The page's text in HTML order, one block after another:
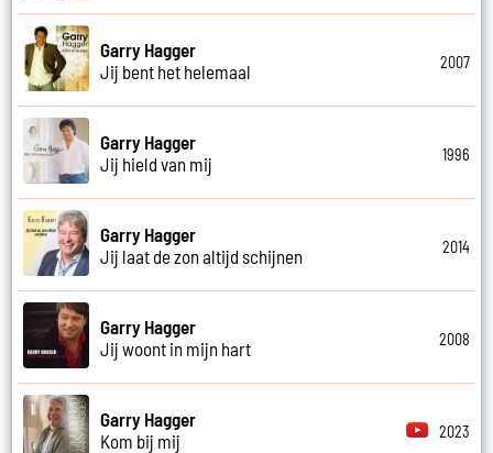
Garry Hagger
Jij bent het helemaal
2007
Garry Hagger
Jij hield van mij
1996
Garry Hagger
Jij laat de zon altijd schijnen
2014
Garry Hagger
Jij woont in mijn hart
2008
Garry Hagger
Kom bij mij
2023